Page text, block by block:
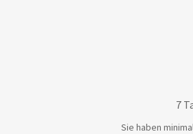
7
Sie haben